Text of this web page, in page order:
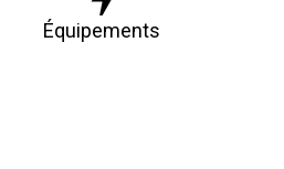
Équipements